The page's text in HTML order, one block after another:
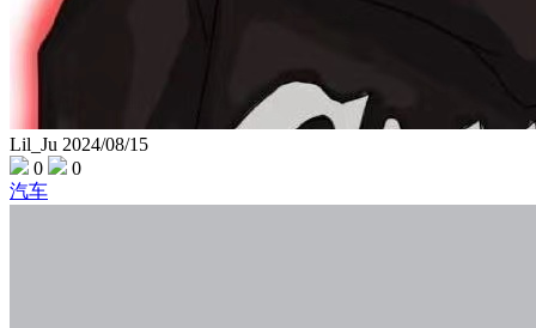
Lil_Ju 2024/08/15
0
0
汽车